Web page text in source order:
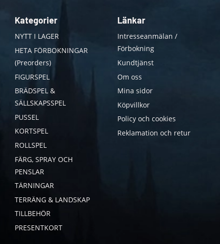
Kategorier
NYTT I LAGER
HETA FÖRBOKNINGAR
(Preorders)
FIGURSPEL
BRÄDSPEL &
SÄLLSKAPSSPEL
PUSSEL
KORTSPEL
ROLLSPEL
FÄRG, SPRAY OCH
PENSLAR
TÄRNINGAR
TERRÄNG & LANDSKAP
TILLBEHÖR
PRESENTKORT
Länkar
Intresseanmälan /
Förbokning
Kundtjänst
Om oss
Mina sidor
Köpvillkor
Policy och cookies
Reklamation och retur